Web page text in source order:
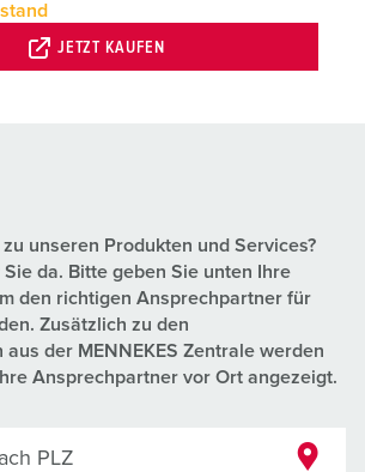
JETZT KAUFEN
unseren Produkten und Services?
da. Bitte geben Sie unten Ihre
den richtigen Ansprechpartner für
Zusätzlich zu den
der MENNEKES Zentrale werden
Ansprechpartner vor Ort angezeigt.
PLZ